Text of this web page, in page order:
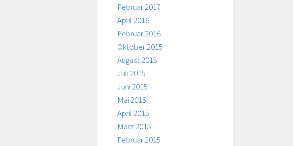
Februar 2017
April 2016
Februar 2016
Oktober 2015
August 2015
Juli 2015
Juni 2015
Mai 2015
April 2015
März 2015
Februar 2015